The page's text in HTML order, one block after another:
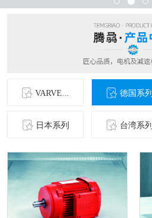
VARVE... 德国系列
日本系列 台湾系列